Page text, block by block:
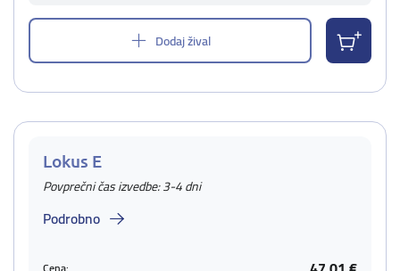
Dodaj žival
Lokus E
Povprečni čas izvedbe: 3-4 dni
Podrobno